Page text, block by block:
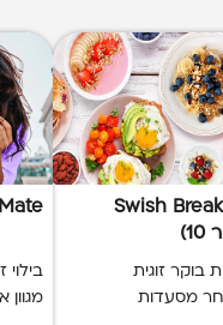
Swish
בוקר זוגית
מסעדות
בילוי
מגוון